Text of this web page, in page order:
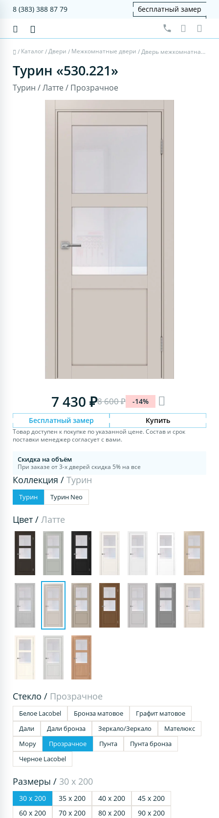
8 (383) 388 87 79 бесплатный замер
/ Каталог/Двери / Межкомнатные двери / Дверь межкомнатная Турин 530.221 - латте, прозрачное
Турин «530.221»
Турин / Латте / Прозрачное
7 430 ₽8 600 ₽ -14%
Бесплатный замер Купить
Товар доступен к покупке по указанной цене. Состав и срок
поставки менеджер согласует с вами.
Скидка на объём
При заказе от 3-х дверей скидка 5% на все
Коллекция /Турин
Турин Турин Neo
Цвет /Латте
Стекло / Прозрачное
Белое Lacobel Бронза матовое
Графит матовое
Дали
Дали бронза Зеркало/Зеркало
Мателюкс
Мору
Прозрачное Пунта
Пунта бронза
Черное Lacobel
Размеры / 30 х 200
30 х 200 35 х 200 40 х 200
45 х 200
60 х 200
70 х 200 80 х 200 90 х 200